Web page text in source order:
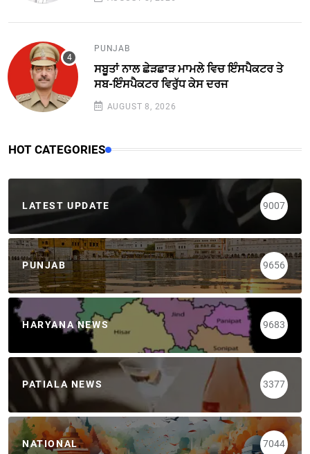
PUNJAB
ਸਬੂਤਾਂ ਨਾਲ ਛੇੜਛਾੜ ਮਾਮਲੇ ਵਿਚ ਇੰਸਪੈਕਟਰ ਤੇ
ਸਬ-ਇੰਸਪੈਕਟਰ ਵਿਰੁੱਧ ਕੇਸ ਦਰਜ
AUGUST 8, 2026
HOT CATEGORIES
LATEST UPDATE 9007
PUNJAB 9656
HARYANA NEWS 9683
PATIALA NEWS 3377
NATIONAL 7044